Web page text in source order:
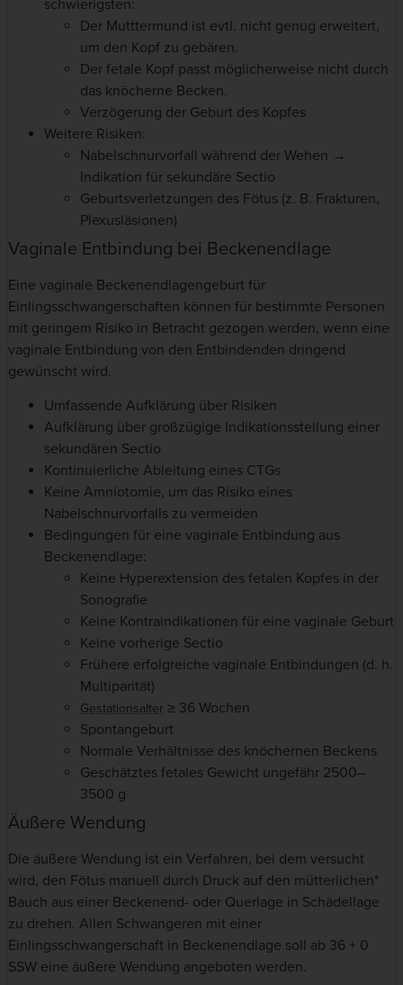
schwierigsten:
Der Mutttermund ist evtl. nicht genug erweitert,
um den Kopf zu gebären.
Der fetale Kopf passt möglicherweise nicht durch
das knöcherne Becken.
Verzögerung der Geburt des Kopfes
Weitere Risiken:
Nabelschnurvorfall während der Wehen →
Indikation für sekundäre Sectio
Geburtsverletzungen des Fötus (z. B. Frakturen,
Plexusläsionen)
Vaginale Entbindung bei Beckenendlage
Eine vaginale Beckenendlagengeburt für
Einlingsschwangerschaften können für bestimmte Personen
mit geringem Risiko in Betracht gezogen werden, wenn eine
vaginale Entbindung von den Entbindenden dringend
gewünscht wird.
Umfassende Aufklärung über Risiken
Aufklärung über großzügige Indikationsstellung einer
sekundären Sectio
Kontinuierliche Ableitung eines CTGs
Keine Amniotomie, um das Risiko eines
Nabelschnurvorfalls zu vermeiden
Bedingungen für eine vaginale Entbindung aus
Beckenendlage:
Keine Hyperextension des fetalen Kopfes in der
Sonografie
Keine Kontraindikationen für eine vaginale Geburt
Keine vorherige Sectio
Frühere erfolgreiche vaginale Entbindungen (d. h.
Multiparität)
Gestationsalter ≥ 36 Wochen
Spontangeburt
Normale Verhältnisse des knöchernen Beckens
Geschätztes fetales Gewicht ungefähr 2500–
3500 g
Äußere Wendung
Die äußere Wendung ist ein Verfahren, bei dem versucht
wird, den Fötus manuell durch Druck auf den mütterlichen*
Bauch aus einer Beckenend- oder Querlage in Schädellage
zu drehen. Allen Schwangeren mit einer
Einlingsschwangerschaft in Beckenendlage soll ab 36 + 0
SSW eine äußere Wendung angeboten werden.